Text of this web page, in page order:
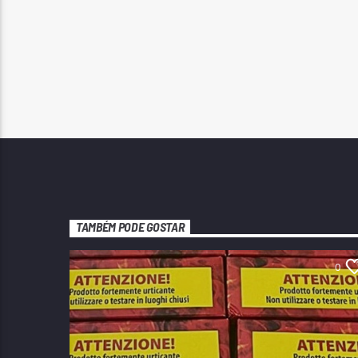
TAMBÉM PODE GOSTAR
0